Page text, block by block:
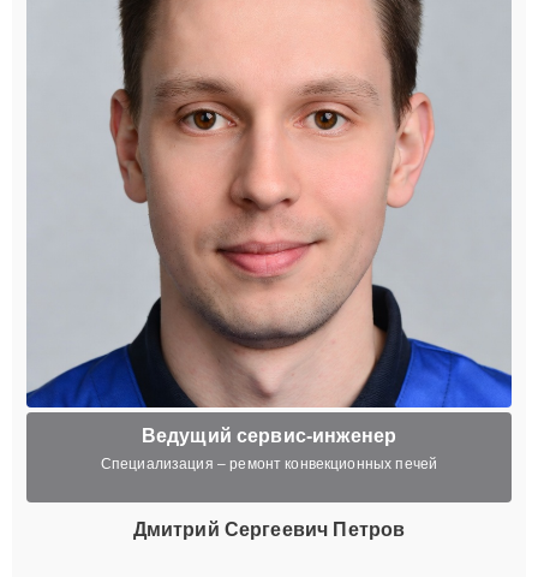
Ведущий сервис-инженер
Специализация – ремонт конвекционных печей
Дмитрий Сергеевич Петров